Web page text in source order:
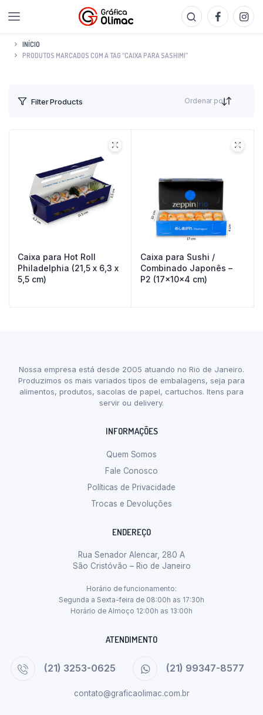
INÍCIO
PRODUTOS MARCADOS COM A TAG “CAIXA PARA SASHIMI”
Filter Products Ordenar por
Caixa para Hot Roll
Philadelphia (21,5 x 6,3 x
5,5 cm)
Caixa para Sushi /
Combinado Japonês –
P2 (17x10x4 cm)
Nossa empresa está desde 2005 atuando no Rio de Janeiro.
Produzimos os mais variados tipos de embalagens, seja para
alimentos, produtos, sacolas de papel, cartuchos. Itens para
servir ou delivery.
INFORMAÇÕES
Quem Somos
Fale Conosco
Políticas de Privacidade
Trocas e Devoluções
ENDEREÇO
Rua Senador Alencar, 280 A
São Cristóvão – Rio de Janeiro
Horário de funcionamento:
Segunda a Sexta-feira de 08:00h as 17:30h
Horário de Almoço 12:00h as 13:00h
ATENDIMENTO
(21) 3253-0625 (21) 99347-8577
contato@graficaolimac.com.br